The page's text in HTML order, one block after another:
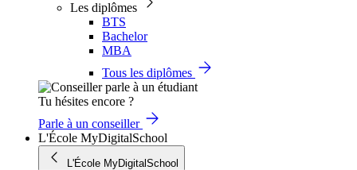
Les diplômes
BTS
Bachelor
MBA
Tous les diplômes
Tu hésites encore ?
Parle à un conseiller
L'École MyDigitalSchool
L'École MyDigitalSchool